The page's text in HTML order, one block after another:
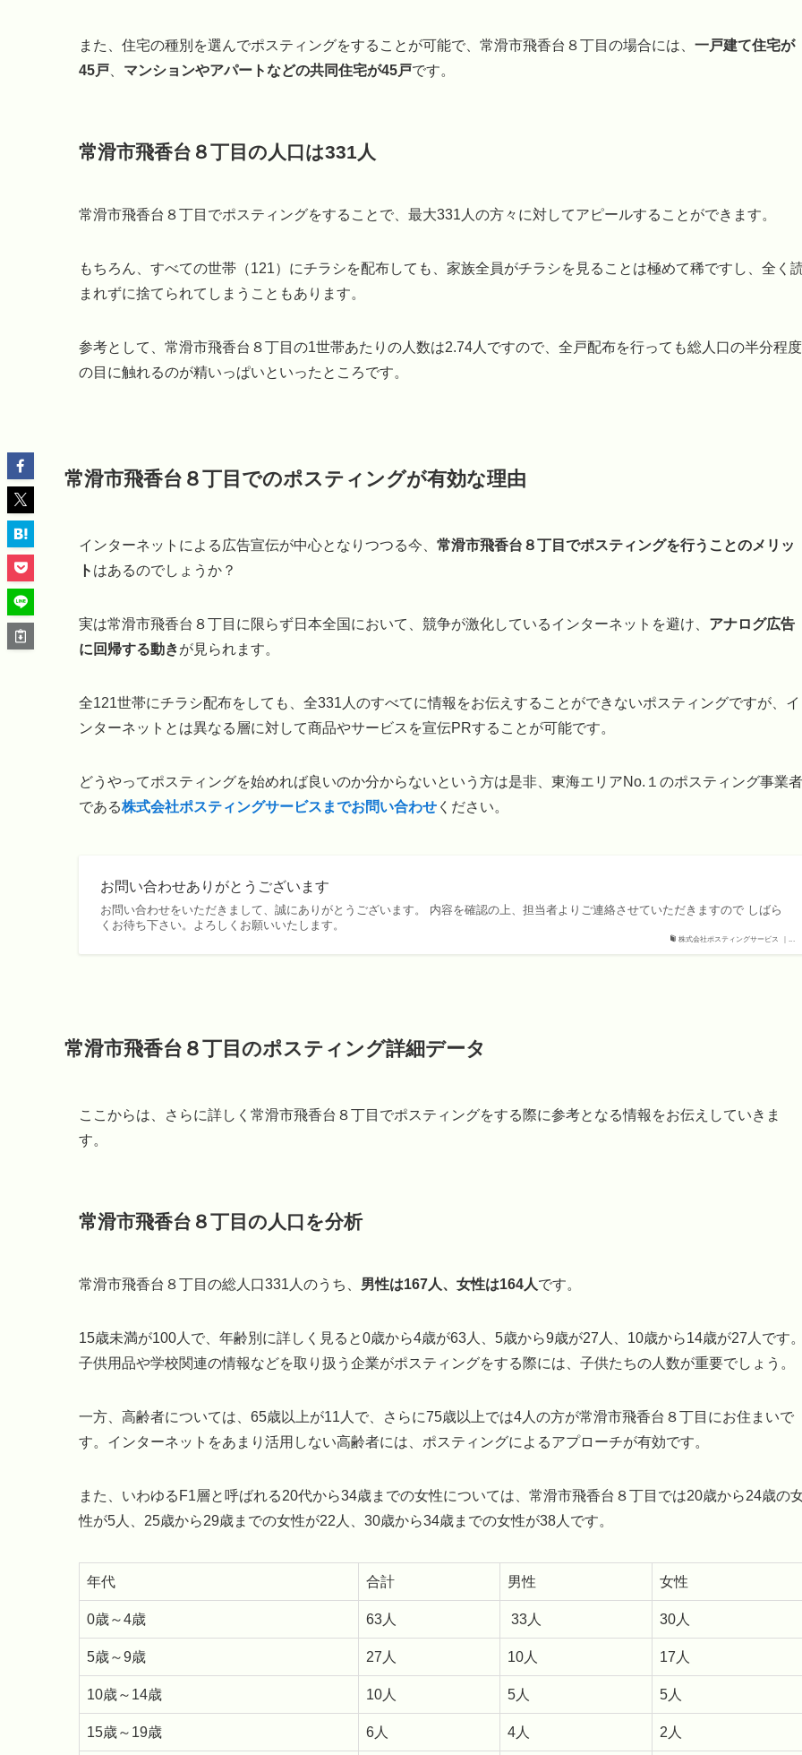
また、住宅の種別を選んでポスティングをすることが可能で、常滑市飛香台８丁目の場合には、 一戸建て住宅が
45戸
マンションやアパートなどの共同住宅が45戸です。
常滑市飛香台８丁目の人口は331人
常滑市飛香台８丁目でポスティングをすることで、最大331人の方々に対してアピールすることができます。
もちろん、すべての世帯（121）にチラシを配布しても、家族全員がチラシを見ることは極めて稀ですし、全く
まれずに捨てられてしまうこともあります。
参考として、常滑市飛香台８丁目の1世帯あたりの人数は2.74人ですので、全戸配布を行っても総人口の半分程度
の目に触れるのが精いっぱいといったところです。
常滑市飛香台８丁目でのポスティングが有効な理由
インターネットによる広告宣伝が中心となりつつる今、 常滑市飛香台８丁目でポスティングを行うことのメリッ
ト はあるのでしょうか？
実は常滑市飛香台８丁目に限らず日本全国において、競争が激化しているインターネットを避け、 アナログ広告
に回帰する動きが見られます。
全121世帯にチラシ配布をしても、全331人のすべてに情報をお伝えすることができないポスティングですが、イ
ンターネットとは異なる層に対して商品やサービスを宣伝PRすることが可能です。
どうやってポスティングを始めれば良いのか分からないという方は是非、東海エリアNo.１のポスティング事業者
である株式会社ポスティングサービスまでお問い合わせ ください。
株式会社ポスティングサービス ｜...
お問い合わせありがとうございます
お問い合わせをいただきまして、誠にありがとうございます。 内容を確認の上、担当者よりご連絡させていただきますので しばら
くお待ち下さい。よろしくお願いいたします。
常滑市飛香台８丁目のポスティング詳細データ
ここからは、さらに詳しく常滑市飛香台８丁目でポスティングをする際に参考となる情報をお伝えしていきま
す。
常滑市飛香台８丁目の人口を分析
常滑市飛香台８丁目の総人口331人のうち、 男性は167人、女性は164人です。
15歳未満が100人で、年齢別に詳しく見ると0歳から4歳が63人、5歳から9歳が27人、10歳から14歳が27人です
子供用品や学校関連の情報などを取り扱う企業がポスティングをする際には、子供たちの人数が重要でしょう。
一方、高齢者については、65歳以上が11人で、さらに75歳以上では4人の方が常滑市飛香台８丁目にお住まいで
す。インターネットをあまり活用しない高齢者には、ポスティングによるアプローチが有効です。
また、いわゆるF1層と呼ばれる20代から34歳までの女性については、常滑市飛香台８丁目では20歳から24歳の
性が5人、25歳から29歳までの女性が22人、30歳から34歳までの女性が38人です。
年代 合計 男性 女性
0歳～4歳 63人 33人 30人
5歳～9歳 27人 10人 17人
10歳～14歳 10人 5人 5人
15歳～19歳 6人 4人 2人